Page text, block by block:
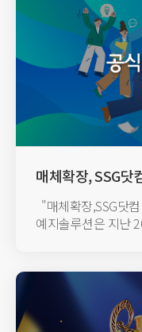
매체확장, SSG닷
"매체확장,SSG닷
예지솔루션은 지난